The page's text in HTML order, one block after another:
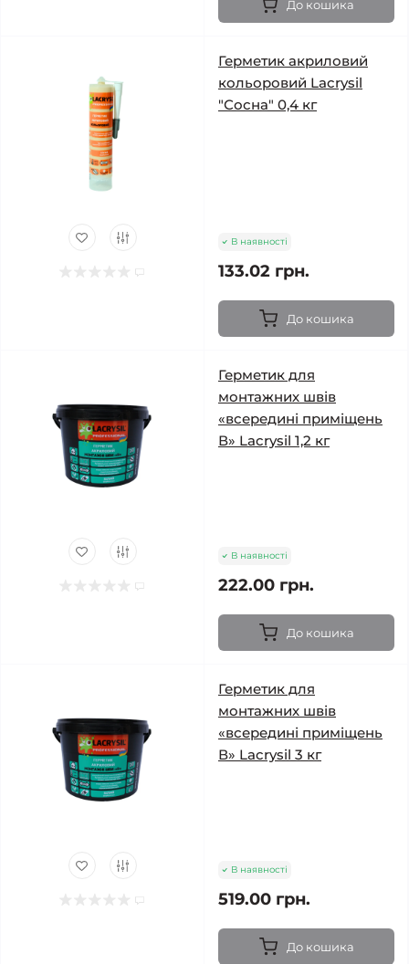
До кошика
Герметик акриловий
кольоровий Lacrysil
"Сосна" 0,4 кг
В наявності
133.02 грн.
До кошика
Герметик для
монтажних швів
«всередині приміщень
В» Lacrysil 1,2 кг
В наявності
222.00 грн.
До кошика
Герметик для
монтажних швів
«всередині приміщень
В» Lacrysil 3 кг
В наявності
519.00 грн.
До кошика